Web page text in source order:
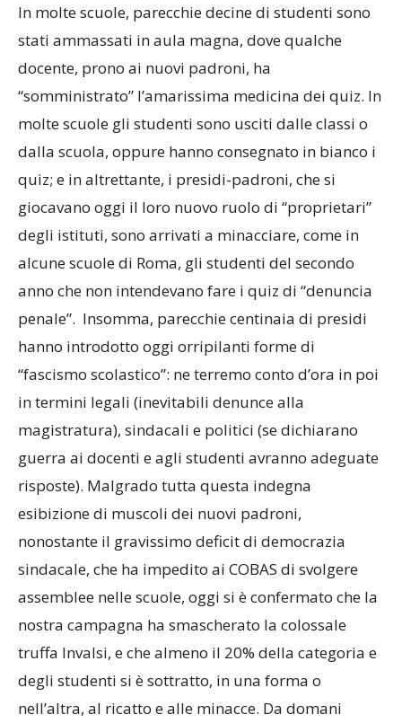
In molte scuole, parecchie decine di studenti sono
stati ammassati in aula magna, dove qualche
docente, prono ai nuovi padroni, ha
“somministrato” l’amarissima medicina dei quiz. In
molte scuole gli studenti sono usciti dalle classi o
dalla scuola, oppure hanno consegnato in bianco i
quiz; e in altrettante, i presidi-padroni, che si
giocavano oggi il loro nuovo ruolo di “proprietari”
degli istituti, sono arrivati a minacciare, come in
alcune scuole di Roma, gli studenti del secondo
anno che non intendevano fare i quiz di “denuncia
penale”. Insomma, parecchie centinaia di presidi
hanno introdotto oggi orripilanti forme di
“fascismo scolastico”: ne terremo conto d’ora in poi
in termini legali (inevitabili denunce alla
magistratura), sindacali e politici (se dichiarano
guerra ai docenti e agli studenti avranno adeguate
risposte). Malgrado tutta questa indegna
esibizione di muscoli dei nuovi padroni,
nonostante il gravissimo deficit di democrazia
sindacale, che ha impedito ai COBAS di svolgere
assemblee nelle scuole, oggi si è confermato che la
nostra campagna ha smascherato la colossale
truffa Invalsi, e che almeno il 20% della categoria e
degli studenti si è sottratto, in una forma o
nell’altra, al ricatto e alle minacce. Da domani